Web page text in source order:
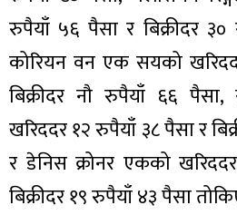
रुपैयाँ ५६ पैसा र बिक्रीदर
कोरियन वन एक सयको
बिक्रीदर नौ रुपैयाँ ६६ पैसा,
खरिददर १२ रुपैयाँ ३८ पैसा र
र डेनिस क्रोनर एकको
बिक्रीदर १९ रुपैयाँ ४३ पैसा